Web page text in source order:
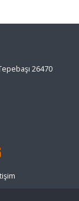
26470